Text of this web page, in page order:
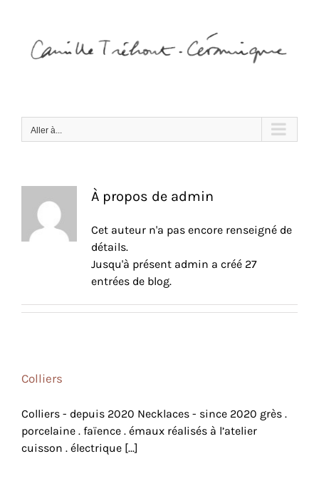
contenu
Aller à...
À propos de admin
Cet auteur n'a pas encore renseigné de
détails.
Jusqu'à présent admin a créé 27
entrées de blog.
Colliers
Colliers - depuis 2020 Necklaces - since 2020 grès .
porcelaine . faïence . émaux réalisés à l’atelier
cuisson . électrique [...]